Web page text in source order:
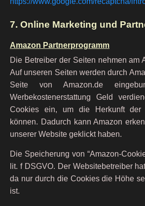
7. Online Marketing und
Amazon Partnerprogramm
Die Betreiber der Seiten nehmen am
Auf unseren Seiten werden durch
Seite von Amazon.de
Werbekostenerstattung Geld
Cookies ein, um die Herkunft der
können. Dadurch kann Amazon
unserer Website geklickt haben.
Die Speicherung von “Amazon-
lit. f DSGVO. Der Websitebetreiber
da nur durch die Cookies die Höhe
ist.